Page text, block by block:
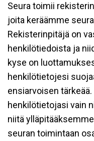
Seura toimii
joita keräämme
Rekisterinpitäjä on
henkilötiedoista ja
kyse on
henkilötietojesi
ensiarvoisen
henkilötietojasi vain
niitä
seuran toimintaan